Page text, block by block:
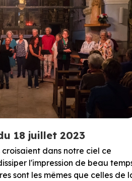
18 juillet 2023
dans notre ciel ce
l'impression de beau
sont les mêmes que celles de